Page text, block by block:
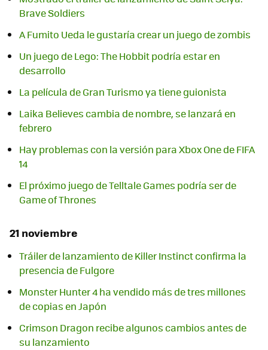
Brave Soldiers
A Fumito Ueda le gustaría crear un juego de zombis
Un juego de Lego: The Hobbit podría estar en
desarrollo
La película de Gran Turismo ya tiene guionista
Laika Believes cambia de nombre, se lanzará en
febrero
Hay problemas con la versión para Xbox One de FIFA
14
El próximo juego de Telltale Games podría ser de
Game of Thrones
21 noviembre
Tráiler de lanzamiento de Killer Instinct confirma la
presencia de Fulgore
Monster Hunter 4 ha vendido más de tres millones
de copias en Japón
Crimson Dragon recibe algunos cambios antes de
su lanzamiento